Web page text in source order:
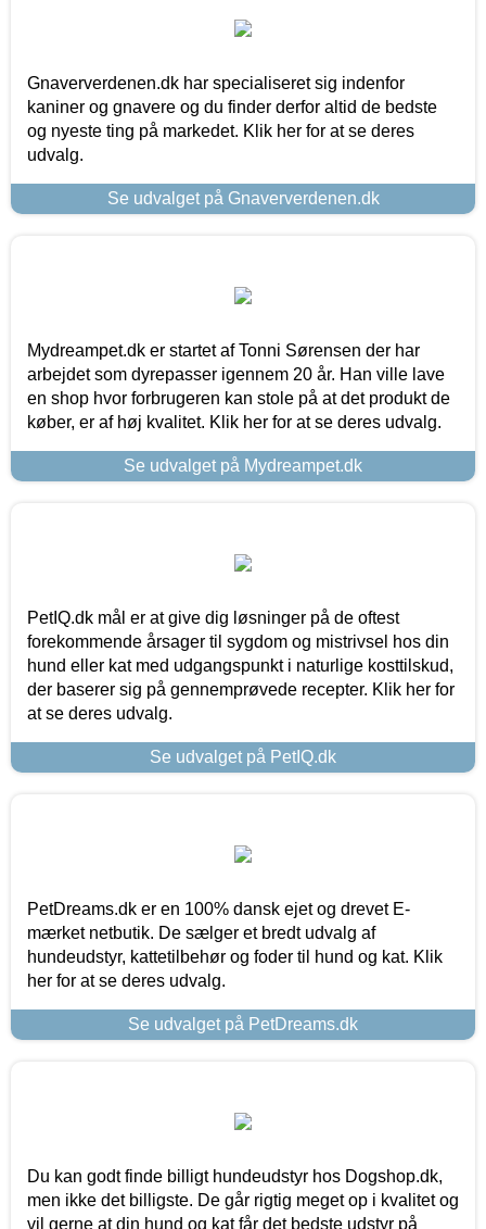
Gnaververdenen.dk har specialiseret sig indenfor
kaniner og gnavere og du finder derfor altid de bedste
og nyeste ting på markedet. Klik her for at se deres
udvalg.
Se udvalget på Gnaververdenen.dk
Mydreampet.dk er startet af Tonni Sørensen der har
arbejdet som dyrepasser igennem 20 år. Han ville lave
en shop hvor forbrugeren kan stole på at det produkt de
køber, er af høj kvalitet. Klik her for at se deres udvalg.
Se udvalget på Mydreampet.dk
PetIQ.dk mål er at give dig løsninger på de oftest
forekommende årsager til sygdom og mistrivsel hos din
hund eller kat med udgangspunkt i naturlige kosttilskud,
der baserer sig på gennemprøvede recepter. Klik her for
at se deres udvalg.
Se udvalget på PetIQ.dk
PetDreams.dk er en 100% dansk ejet og drevet E-
mærket netbutik. De sælger et bredt udvalg af
hundeudstyr, kattetilbehør og foder til hund og kat. Klik
her for at se deres udvalg.
Se udvalget på PetDreams.dk
Du kan godt finde billigt hundeudstyr hos Dogshop.dk,
men ikke det billigste. De går rigtig meget op i kvalitet og
vil gerne at din hund og kat får det bedste udstyr på